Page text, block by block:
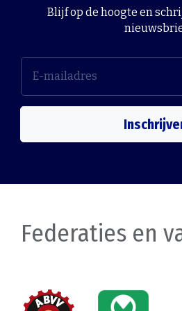
Blijf op de hoogte en
Federaties en